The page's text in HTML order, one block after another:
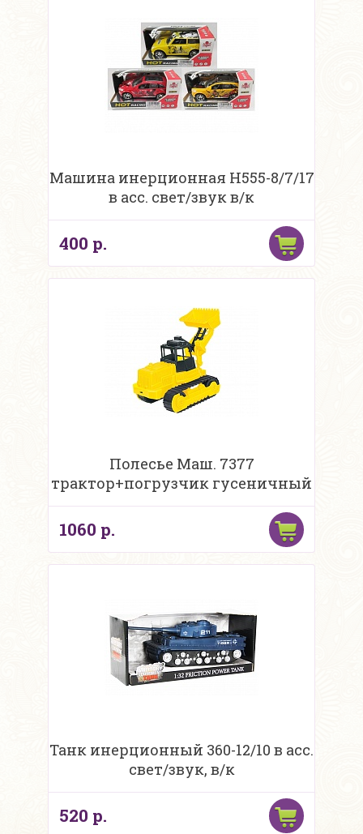
Машина инерционная H555-8/7/17
в асс. свет/звук в/к
400 р.
Полесье Маш. 7377
трактор+погрузчик гусеничный
1060 р.
Танк инерционный 360-12/10 в асс.
свет/звук, в/к
520 р.